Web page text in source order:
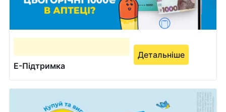
Е-Підтримка
Детальніше